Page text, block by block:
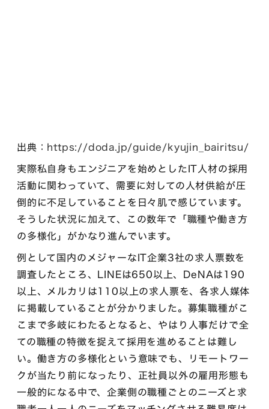
出典： https://doda.jp/guide/kyujin_bairitsu/
実際私自身もエンジニアを始めとしたIT人材の採用
活動に関わっていて、需要に対しての人材供給が圧
倒的に不足していることを日々肌で感じています。
そうした状況に加えて、この数年で「職種や働き方
の多様化」がかなり進んでいます。
例として国内のメジャーなIT企業3社の求人票数を
調査したところ、LINEは650以上、DeNAは190
以上、メルカリは110以上の求人票を、各求人媒体
に掲載していることが分かりました。募集職種がこ
こまで多岐にわたるとなると、やはり人事だけで全
ての職種の特徴を捉えて採用を進めることは難し
い。働き方の多様化という意味でも、リモートワー
クが当たり前になったり、正社員以外の雇用形態も
一般的になる中で、企業側の職種ごとのニーズと求